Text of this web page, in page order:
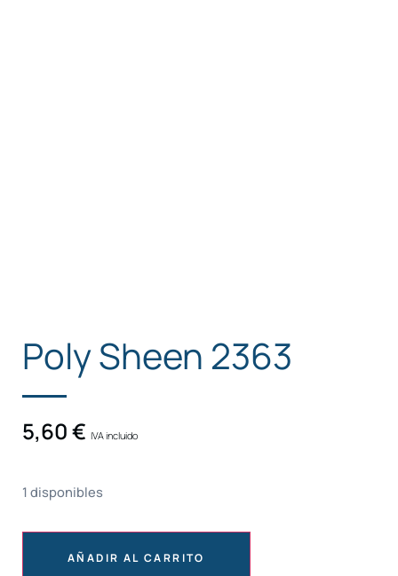
Poly Sheen 2363
5,60€ IVA incluido
1 disponibles
AÑADIR AL CARRITO